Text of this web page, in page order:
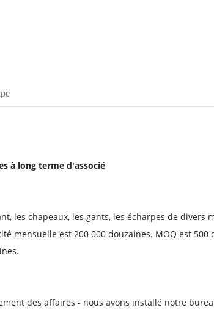
à long terme d'associé
les chapeaux, les gants, les écharpes de divers
mensuelle est 200 000 douzaines. MOQ est
des affaires - nous avons installé notre